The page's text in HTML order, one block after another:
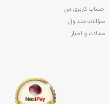
حساب کاربری من
سؤالات متداول
مقالات و اخبار